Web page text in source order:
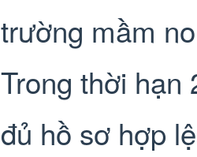
trường mầm
Trong thời hạn
đủ hồ sơ hợp